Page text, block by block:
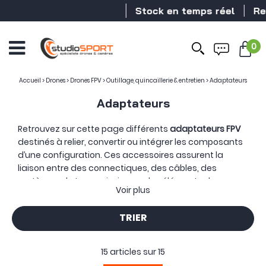
Stock en temps réel
0
Accueil > Drones> Drones FPV>Outillage, quincaillerie & entretien >Adaptateurs
Adaptateurs
Retrouvez sur cette page différents adaptateurs FPV
destinés à relier, convertir ou intégrer les composants
d’une configuration. Ces accessoires assurent la
liaison entre des connectiques, des câbles, des
systèmes de transmission ou des éléments de
montage employés dans l’univers du drone FPV.
La sélection peut rassembler des
, des adaptateurs coudés pour antenne, des
l’alimentation et au raccordement électrique. Elle
comprend également des câbles adaptateurs, des
Voir plus
TRIER
15 articles sur15